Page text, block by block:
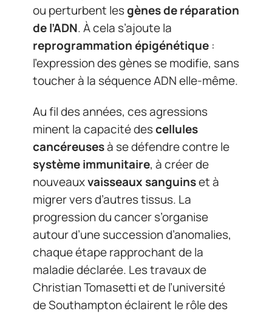
ou perturbent lesgènes de réparation
de l’ADN. À cela s’ajoute la
reprogrammation épigénétique :
l’expression des gènes se modifie, sans
toucher à la séquence ADN elle-même.
Au fil des années, ces agressions
minent la capacité descellules
cancéreusesà se défendre contre le
système immunitaire, à créer de
nouveauxvaisseaux sanguinset à
migrer vers d’autres tissus. La
progression du cancer s’organise
autour d’une succession d’anomalies,
chaque étape rapprochant de la
maladie déclarée. Les travaux de
Christian Tomasetti et de l’université
de Southampton éclairent le rôle des